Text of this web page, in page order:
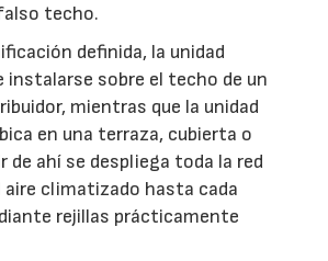
techo.
definida, la unidad
instalarse sobre el techo de un
mientras que la unidad
en una terraza, cubierta o
de ahí se despliega toda la red
aire climatizado hasta cada
rejillas prácticamente